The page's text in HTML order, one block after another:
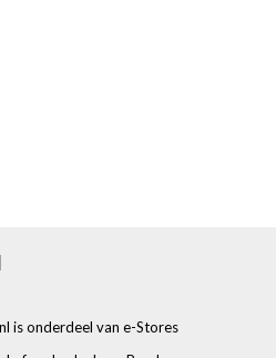
is onderdeel van e-Stores